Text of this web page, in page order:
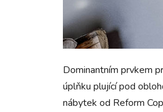
Dominantním prvkem
úplňku plující pod
nábytek od Reform